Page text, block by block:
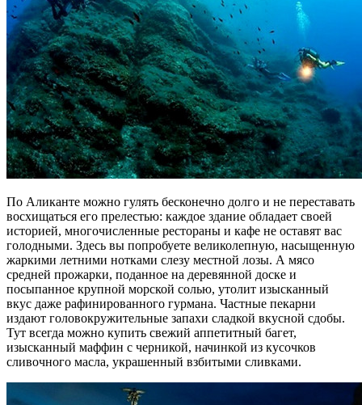
По Аликанте можно гулять бесконечно долго и не переставать
восхищаться его прелестью: каждое здание обладает своей
историей, многочисленные рестораны и кафе не оставят вас
голодными. Здесь вы попробуете великолепную, насыщенную
жаркими летними нотками слезу местной лозы. А мясо
средней прожарки, поданное на деревянной доске и
посыпанное крупной морской солью, утолит изысканный
вкус даже рафинированного гурмана. Частные пекарни
издают головокружительные запахи сладкой вкусной сдобы.
Тут всегда можно купить свежий аппетитный багет,
изысканный маффин с черникой, начинкой из кусочков
сливочного масла, украшенный взбитыми сливками.